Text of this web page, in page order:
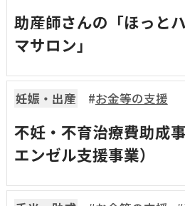
高齢者の方
引っ越し／移住・定
小児科オンライン
よこハグ
手続きガイド
横瀬町役場
8:30〜17:00
（土曜、日曜、祝日、
助産師さんの「ほっと
マサロン」
妊娠・出産 お金等の支援
不妊・不育治療費助成
エンゼル支援事業）